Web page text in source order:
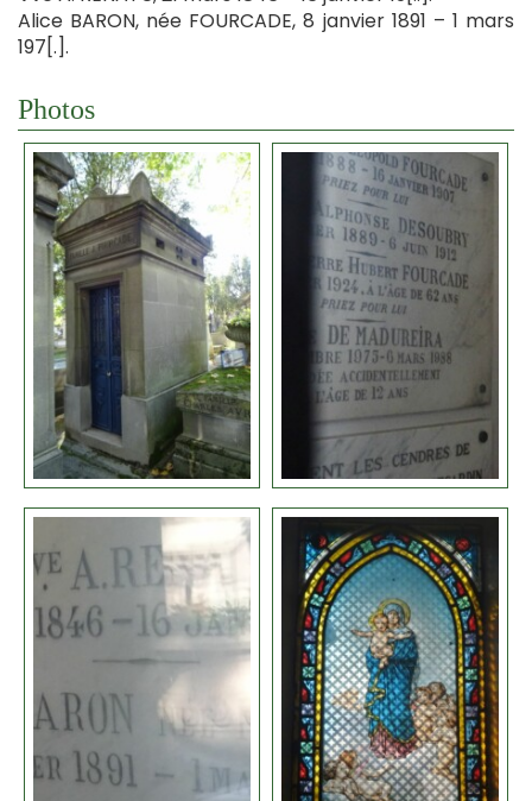
Alice BARON, née FOURCADE, 8 janvier 1891 – 1 mars
197[.].
Photos